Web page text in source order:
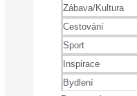
Zábava/Kultura
Cestování
Sport
Inspirace
Bydlení